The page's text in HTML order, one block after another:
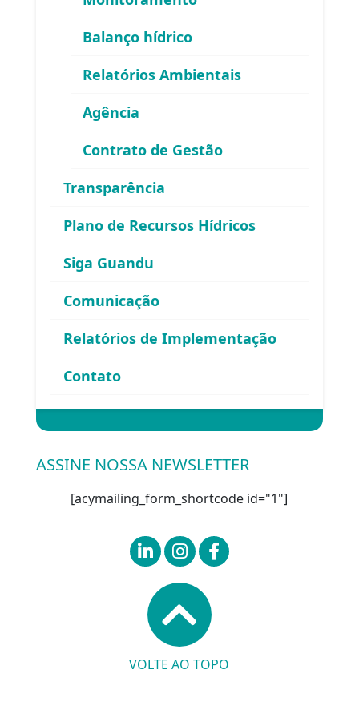
Balanço hídrico
Relatórios Ambientais
Agência
Contrato de Gestão
Transparência
Plano de Recursos Hídricos
Siga Guandu
Comunicação
Relatórios de Implementação
Contato
do Comitê Guandu-RJ
Esqueceu sua senha?
ASSINE NOSSA NEWSLETTER
[acymailing_form_shortcode id="1"]
VOLTE AO TOPO